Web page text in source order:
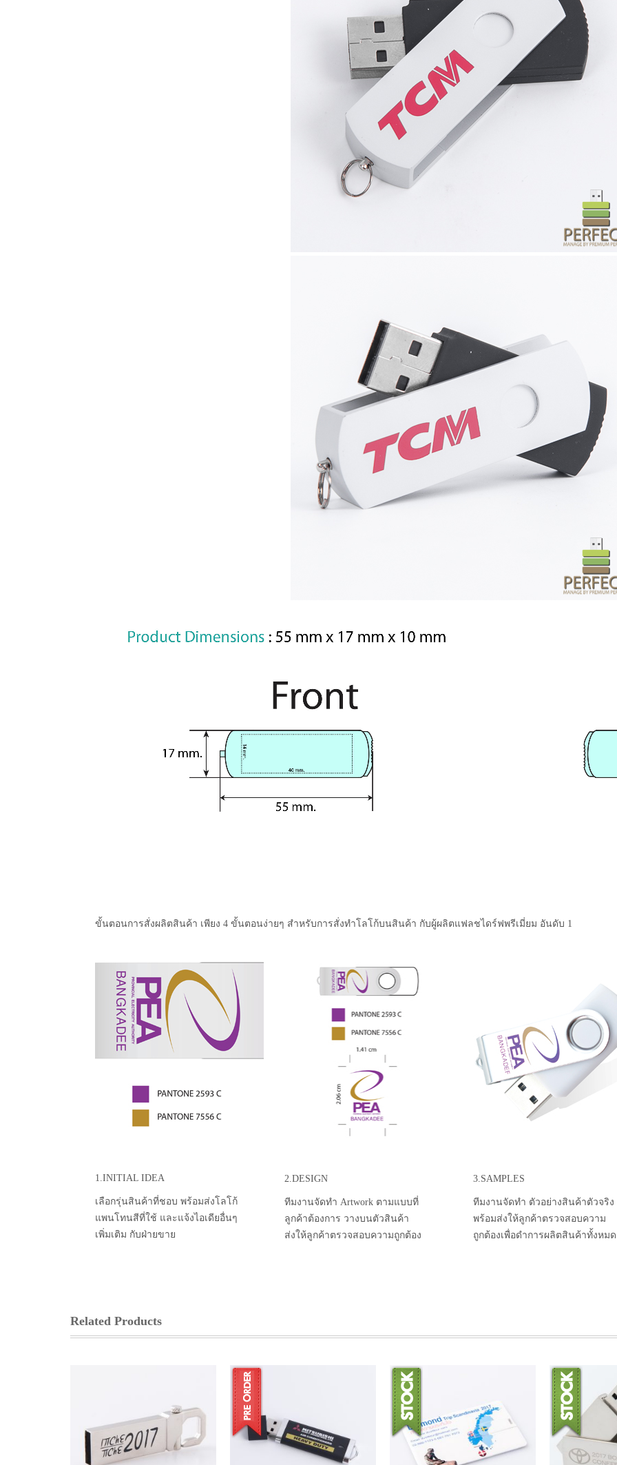
ขั้นตอนการสั่งผลิตสินค้า เพียง 4 ขั้นตอนง่ายๆ สำหรับการสั่งทำโลโก้บนสินค้า กับผู้ผลิตแฟลชไดร์ฟพรีเมี่ยม อันดับ 1
1.INITIAL IDEA
เลือกรุ่นสินค้าที่ชอบ พร้อมส่งโลโก้
แพนโทนสีที่ใช้ และแจ้งไอเดียอื่นๆ
เพิ่มเติม กับฝ่ายขาย
2.DESIGN
ทีมงานจัดทำ Artwork ตามแบบที่
ลูกค้าต้องการ วางบนตัวสินค้า
ส่งให้ลูกค้าตรวจสอบความถูกต้อง
3.SAMPLES
ทีมงานจัดทำ ตัวอย่างสินค้าตัวจริง
พร้อมส่งให้ลูกค้าตรวจสอบความ
ถูกต้องเพื่อดำการผลิตสินค้าทั้งหมด
Related Products